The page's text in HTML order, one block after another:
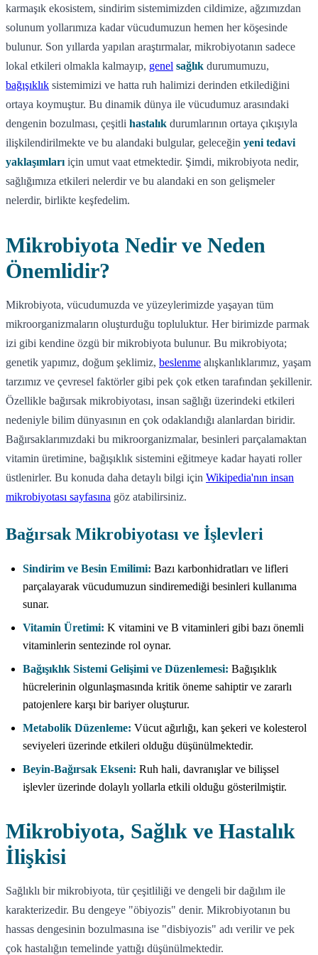
karmaşık ekosistem, sindirim sistemimizden cildimize, ağzımızdan
solunum yollarımıza kadar vücudumuzun hemen her köşesinde
bulunur. Son yıllarda yapılan araştırmalar, mikrobiyotanın sadece
lokal etkileri olmakla kalmayıp, genel sağlık durumumuzu,
bağışıklık sistemimizi ve hatta ruh halimizi derinden etkilediğini
ortaya koymuştur. Bu dinamik dünya ile vücudumuz arasındaki
dengenin bozulması, çeşitli hastalık durumlarının ortaya çıkışıyla
ilişkilendirilmekte ve bu alandaki bulgular, geleceğin yeni tedavi
yaklaşımları için umut vaat etmektedir. Şimdi, mikrobiyota nedir,
sağlığımıza etkileri nelerdir ve bu alandaki en son gelişmeler
nelerdir, birlikte keşfedelim.
Mikrobiyota Nedir ve Neden
Önemlidir?
Mikrobiyota, vücudumuzda ve yüzeylerimizde yaşayan tüm
mikroorganizmaların oluşturduğu topluluktur. Her birimizde parmak
izi gibi kendine özgü bir mikrobiyota bulunur. Bu mikrobiyota;
genetik yapımız, doğum şeklimiz, beslenme alışkanlıklarımız, yaşam
tarzımız ve çevresel faktörler gibi pek çok etken tarafından şekillenir.
Özellikle bağırsak mikrobiyotası, insan sağlığı üzerindeki etkileri
nedeniyle bilim dünyasının en çok odaklandığı alanlardan biridir.
Bağırsaklarımızdaki bu mikroorganizmalar, besinleri parçalamaktan
vitamin üretimine, bağışıklık sistemini eğitmeye kadar hayati roller
üstlenirler. Bu konuda daha detaylı bilgi için Wikipedia'nın insan
mikrobiyotası sayfasına göz atabilirsiniz.
Bağırsak Mikrobiyotası ve İşlevleri
Sindirim ve Besin Emilimi: Bazı karbonhidratları ve lifleri
parçalayarak vücudumuzun sindiremediği besinleri kullanıma
sunar.
Vitamin Üretimi: K vitamini ve B vitaminleri gibi bazı önemli
vitaminlerin sentezinde rol oynar.
Bağışıklık Sistemi Gelişimi ve Düzenlemesi: Bağışıklık
hücrelerinin olgunlaşmasında kritik öneme sahiptir ve zararlı
patojenlere karşı bir bariyer oluşturur.
Metabolik Düzenleme: Vücut ağırlığı, kan şekeri ve kolesterol
seviyeleri üzerinde etkileri olduğu düşünülmektedir.
Beyin-Bağırsak Ekseni: Ruh hali, davranışlar ve bilişsel
işlevler üzerinde dolaylı yollarla etkili olduğu gösterilmiştir.
Mikrobiyota, Sağlık ve Hastalık
İlişkisi
Sağlıklı bir mikrobiyota, tür çeşitliliği ve dengeli bir dağılım ile
karakterizedir. Bu dengeye "öbiyozis" denir. Mikrobiyotanın bu
hassas dengesinin bozulmasına ise "disbiyozis" adı verilir ve pek
çok hastalığın temelinde yattığı düşünülmektedir.